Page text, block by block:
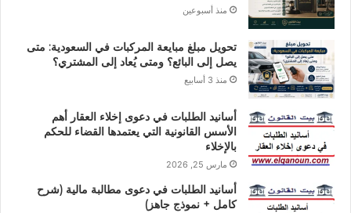
منذ أسبوعين
تحويل مبلغ مبايعة المركبات في السعودية: متى
يصل إلى البائع؟ ومتى يُعاد إلى المشتري؟
منذ 3 أسابيع
أسانيد الطلبات في دعوى إخلاء العقار أهم
الأسس القانونية التي يعتمدها القضاء للحكم
بالإخلاء
مارس 25, 2026
أسانيد الطلبات في دعوى مطالبة مالية (شرح
كامل + نموذج جاهز)